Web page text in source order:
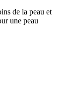
de la peau et
une peau